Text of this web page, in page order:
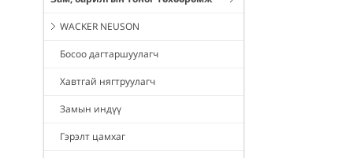
WACKER NEUSON
Босоо дагтаршуулагч
Хавтгай нягтруулагч
Замын индүү
Гэрэлт цамхаг